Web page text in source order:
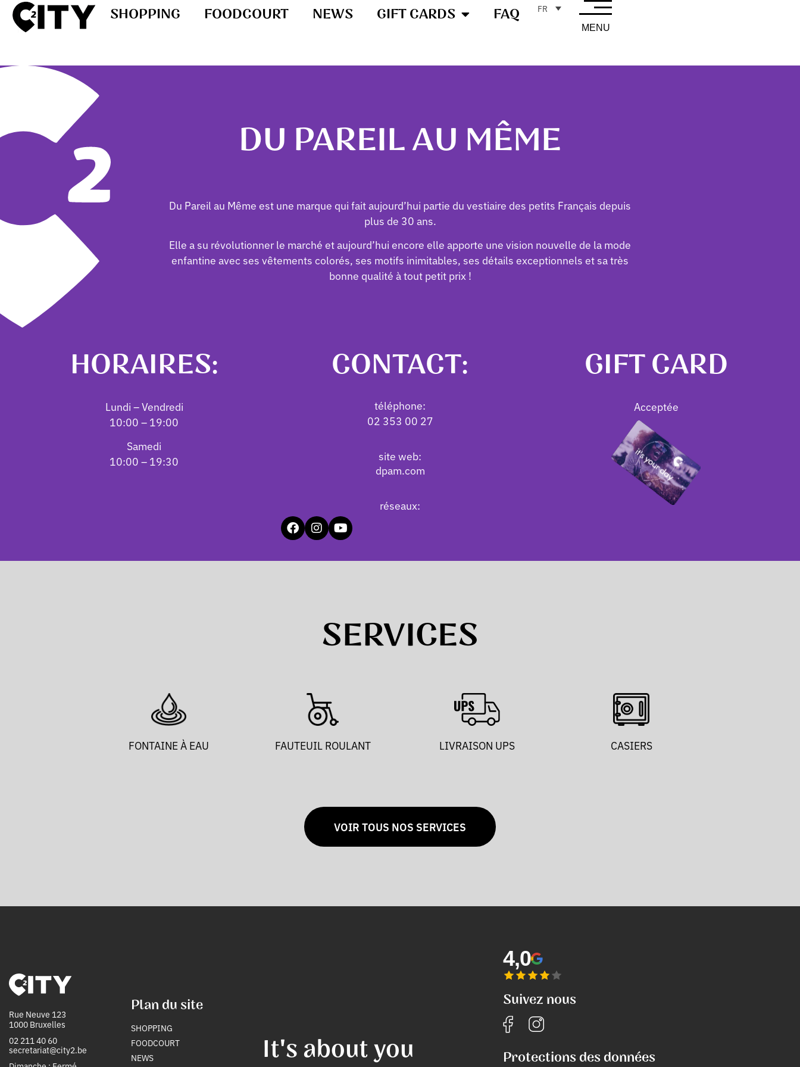
SHOPPING FOODCOURT NEWS GIFT CARDS FAQ FR
MENU
DU PAREIL AU MÊME
Du Pareil au Même est une marque qui fait aujourd’hui partie du vestiaire des petits Français depuis
plus de 30 ans.
Elle a su révolutionner le marché et aujourd’hui encore elle apporte une vision nouvelle de la mode
enfantine avec ses vêtements colorés, ses motifs inimitables, ses détails exceptionnels et sa très
bonne qualité à tout petit prix !
HORAIRES:
Lundi – Vendredi
10:00 – 19:00
Samedi
10:00 – 19:30
CONTACT:
téléphone:
02 353 00 27
site web:
dpam.com
réseaux:
GIFT CARD
Acceptée
SERVICES
FONTAINE À EAU FAUTEUIL ROULANT LIVRAISON UPS CASIERS
VOIR TOUS NOS SERVICES
Rue Neuve 123
1000 Bruxelles
02 211 40 60
secretariat@city2.be
Plan du site
SHOPPING
FOODCOURT
NEWS
It's about you
4,0
Suivez nous
Protections des données